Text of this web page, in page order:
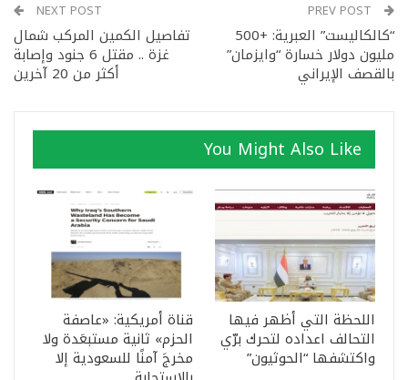
“كالكاليست” العبرية: +500
مليون دولار خسارة “وايزمان”
بالقصف الإيراني
NEXT POST
تفاصيل الكمين المركب شمال
غزة .. مقتل 6 جنود وإصابة
أكثر من 20 آخرين
You Might Also Like
اللحظة التي أظهر فيها
التحالف اعداده لتحرك برّي
واكتشفها “الحوثيون”
قناة أمريكية: «عاصفة
الحزم» ثانية مستبعَدة ولا
مخرجَ آمنًا للسعودية إلا